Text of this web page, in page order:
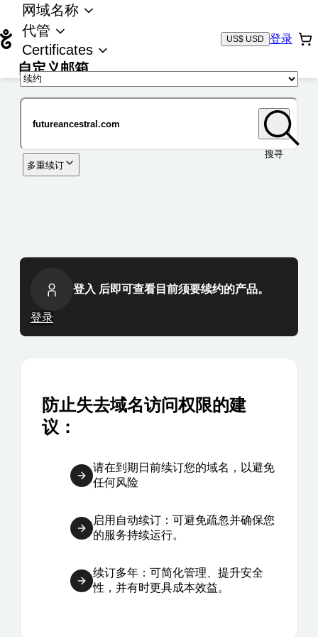
网域名称
代管
Certificates
自定义邮箱
US$ USD 登录
搜寻
多重续订
登入 后即可查看目前须要续约的产品。
登录
防止失去域名访问权限的建
议：
请在到期日前续订您的域名，以避免
任何风险
启用自动续订：可避免疏忽并确保您
的服务持续运行。
续订多年：可简化管理、提升安全
性，并有时更具成本效益。